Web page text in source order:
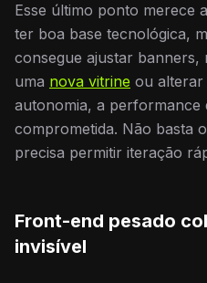
Esse último ponto merece
ter boa base tecnológica,
consegue ajustar
uma nova vitrine ou alterar
autonomia, a performance
comprometida. Não basta
precisa permitir iteração
Front-end pesado
invisível